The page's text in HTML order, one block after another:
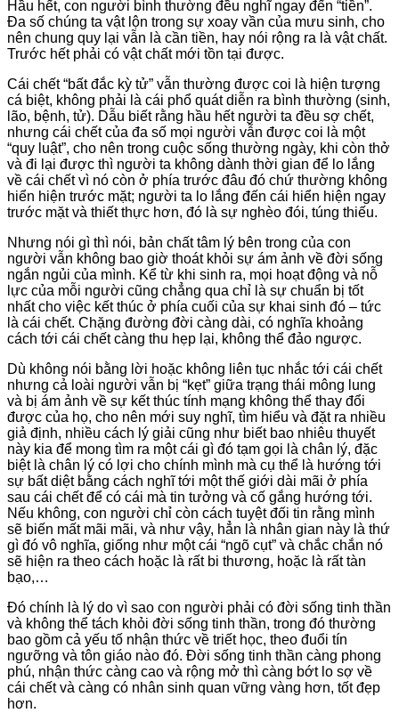
Hầu hết, con người bình thường đều nghĩ ngay đến “tiền”.
Đa số chúng ta vật lộn trong sự xoay vần của mưu sinh, cho
nên chung quy lại vẫn là cần tiền, hay nói rộng ra là vật chất.
Trước hết phải có vật chất mới tồn tại được.
Cái chết “bất đắc kỳ tử” vẫn thường được coi là hiện tượng
cá biệt, không phải là cái phổ quát diễn ra bình thường (sinh,
lão, bệnh, tử). Dẫu biết rằng hầu hết người ta đều sợ chết,
nhưng cái chết của đa số mọi người vẫn được coi là một
“quy luật”, cho nên trong cuộc sống thường ngày, khi còn thở
và đi lại được thì người ta không dành thời gian để lo lắng
về cái chết vì nó còn ở phía trước đâu đó chứ thường không
hiển hiện trước mặt; người ta lo lắng đến cái hiển hiện ngay
trước mặt và thiết thực hơn, đó là sự nghèo đói, túng thiếu.
Nhưng nói gì thì nói, bản chất tâm lý bên trong của con
người vẫn không bao giờ thoát khỏi sự ám ảnh về đời sống
ngắn ngủi của mình. Kể từ khi sinh ra, mọi hoạt động và nỗ
lực của mỗi người cũng chẳng qua chỉ là sự chuẩn bị tốt
nhất cho việc kết thúc ở phía cuối của sự khai sinh đó – tức
là cái chết. Chặng đường đời càng dài, có nghĩa khoảng
cách tới cái chết càng thu hẹp lại, không thể đảo ngược.
Dù không nói bằng lời hoặc không liên tục nhắc tới cái chết
nhưng cả loài người vẫn bị “kẹt” giữa trạng thái mông lung
và bị ám ảnh về sự kết thúc tính mạng không thể thay đổi
được của họ, cho nên mới suy nghĩ, tìm hiểu và đặt ra nhiều
giả định, nhiều cách lý giải cũng như biết bao nhiêu thuyết
này kia để mong tìm ra một cái gì đó tạm gọi là chân lý, đặc
biệt là chân lý có lợi cho chính mình mà cụ thể là hướng tới
sự bất diệt bằng cách nghĩ tới một thế giới dài mãi ở phía
sau cái chết để có cái mà tin tưởng và cố gắng hướng tới.
Nếu không, con người chỉ còn cách tuyệt đối tin rằng mình
sẽ biến mất mãi mãi, và như vậy, hẳn là nhân gian này là thứ
gì đó vô nghĩa, giống như một cái “ngõ cụt” và chắc chắn nó
sẽ hiện ra theo cách hoặc là rất bi thương, hoặc là rất tàn
bạo,…
Đó chính là lý do vì sao con người phải có đời sống tinh thần
và không thể tách khỏi đời sống tinh thần, trong đó thường
bao gồm cả yếu tố nhận thức về triết học, theo đuổi tín
ngưỡng và tôn giáo nào đó. Đời sống tinh thần càng phong
phú, nhận thức càng cao và rộng mở thì càng bớt lo sợ về
cái chết và càng có nhân sinh quan vững vàng hơn, tốt đẹp
hơn.